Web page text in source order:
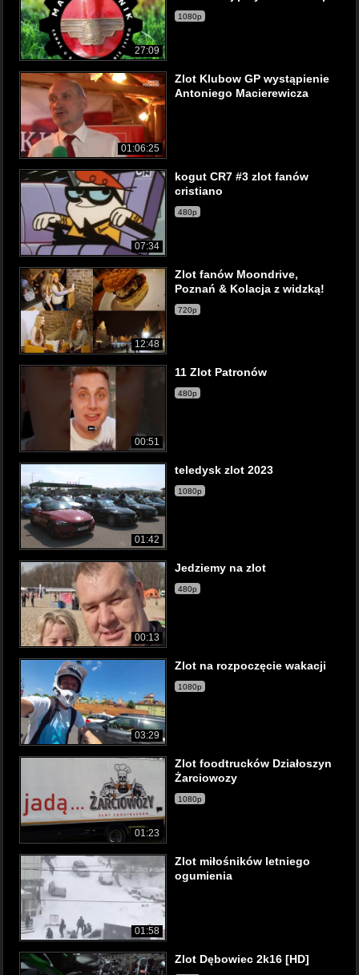
27:09
1080p
01:06:25
Zlot Klubow GP wystąpienie
Antoniego Macierewicza
07:34
kogut CR7 #3 zlot fanów
cristiano
480p
12:48
Zlot fanów Moondrive,
Poznań & Kolacja z widzką!
720p
00:51
11 Zlot Patronów
480p
01:42
teledysk zlot 2023
1080p
00:13
Jedziemy na zlot
480p
03:29
Zlot na rozpoczęcie wakacji
1080p
01:23
Zlot foodtrucków Działoszyn
Żarciowozy
1080p
01:58
Zlot miłośników letniego
ogumienia
Zlot Dębowiec 2k16 [HD]